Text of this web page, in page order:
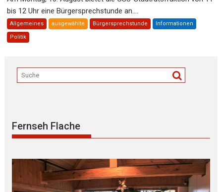
bis 12 Uhr eine Bürgersprechstunde an....
Allgemeines ausgewählte Bürgersprechstunde Informationen
Politik
Fernseh Flache